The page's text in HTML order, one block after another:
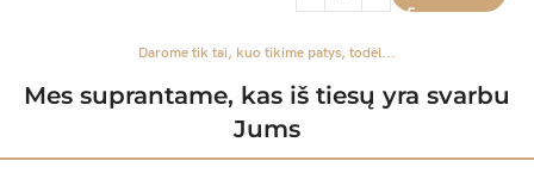
Darome tik tai, kuo tikime patys, todėl...
Mes suprantame, kas iš tiesų yra svarbu
Jums